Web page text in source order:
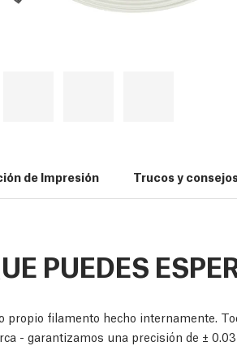
de Impresión Trucos y
PUEDES
propio filamento hecho internamente.
- garantizamos una precisión de ±